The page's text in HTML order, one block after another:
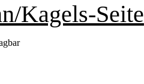
Kagels-Seite